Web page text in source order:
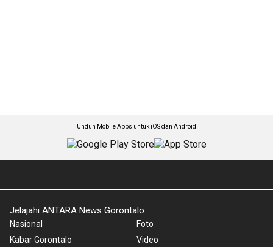
Unduh Mobile Apps untuk iOS dan Android
Jelajahi ANTARA News Gorontalo
Nasional
Kabar Gorontalo
Foto
Video